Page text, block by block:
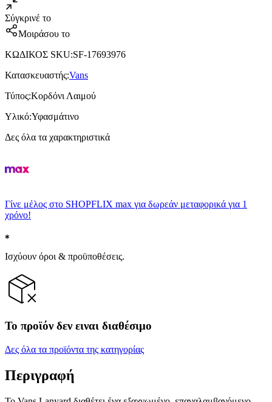
Σύγκρινέ το
Μοιράσου το
ΚΩΔΙΚΟΣ SKU:SF-17693976
Κατασκευαστής:Vans
Τύπος:Κορδόνι Λαιμού
Υλικό:Υφασμάτινο
Δες όλα τα χαρακτηριστικά
Γίνε μέλος στο SHOPFLIX max για δωρεάν μεταφορικά για 1
χρόνο!
Ισχύουν όροι & προϋποθέσεις.
Το προϊόν δεν ειναι διαθέσιμο
Δες όλα τα προϊόντα της κατηγορίας
Περιγραφή